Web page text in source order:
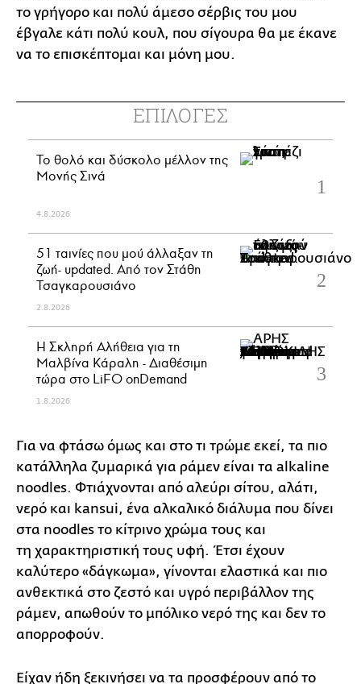
το γρήγορο και πολύ άμεσο σέρβις του μου
έβγαλε κάτι πολύ κουλ, που σίγουρα θα με έκανε
να το επισκέπτομαι και μόνη μου.
ΕΠΙΛΟΓΕΣ
Το θολό και δύσκολο μέλλον της
Μονής Σινά
4.8.2026
51 ταινίες που μού άλλαξαν τη
ζωή- updated. Aπό τον Στάθη
Τσαγκαρουσιάνο
2.8.2026
Η Σκληρή Αλήθεια για τη
Μαλβίνα Κάραλη - Διαθέσιμη
τώρα στo LiFO onDemand
1.8.2026
Για να φτάσω όμως και στο τι τρώμε εκεί, τα πιο
κατάλληλα ζυμαρικά για ράμεν είναι τα alkaline
noodles. Φτιάχνονται από αλεύρι σίτου, αλάτι,
νερό και kansui, ένα αλκαλικό διάλυμα που δίνει
στα noodles το κίτρινο χρώμα τους και
τη χαρακτηριστική τους υφή. Έτσι έχουν
καλύτερο «δάγκωμα», γίνονται ελαστικά και πιο
ανθεκτικά στο ζεστό και υγρό περιβάλλον της
ράμεν, απωθούν το μπόλικο νερό της και δεν το
απορροφούν.
Είχαν ήδη ξεκινήσει να τα προσφέρουν από το